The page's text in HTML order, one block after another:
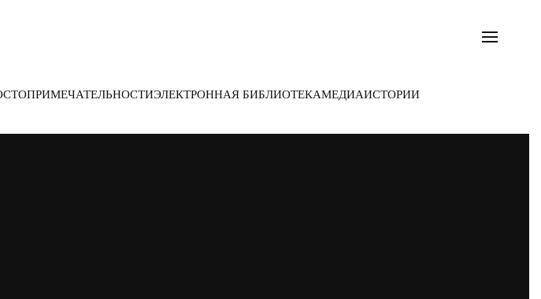
ЭЛЕКТРОННАЯ БИБЛИОТЕКАМЕДИАИСТОРИИ